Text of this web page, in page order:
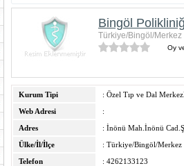
Bingöl
Türkiye/Bingöl/
Oy
Kurum Tipi
: Özel Tıp ve Dal
Web Adresi
:
Adres
: İnönü Mah.İnönü
Ülke/İl/İlçe
: Türkiye/Bingöl/
Telefon
: 4262133123